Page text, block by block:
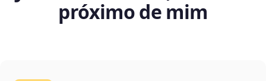
próximo de mim